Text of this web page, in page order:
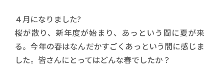
４月になりました?
桜が散り、新年度が始まり、あっという間に夏が来
る。今年の春はなんだかすごくあっという間に感じま
した。皆さんにとってはどんな春でしたか？